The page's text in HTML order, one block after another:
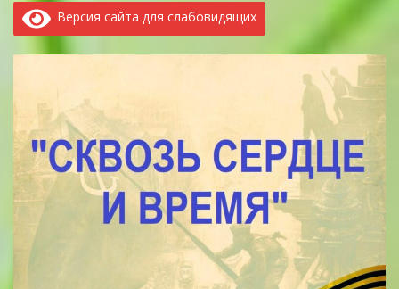
Версия сайта для слабовидящих